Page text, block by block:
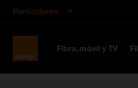
Particulares
EspañaFibra, móvil y TV